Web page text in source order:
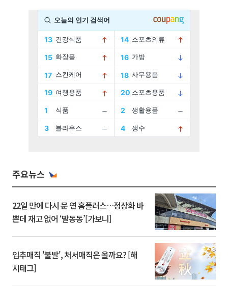
주요뉴스
22일 만에 다시 문 연 홈플러스…정상화 바
쁜데 재고 없어 ‘발동동’[가보니]
입추매직 '불발', 처서매직은 올까요? [해
시태그]